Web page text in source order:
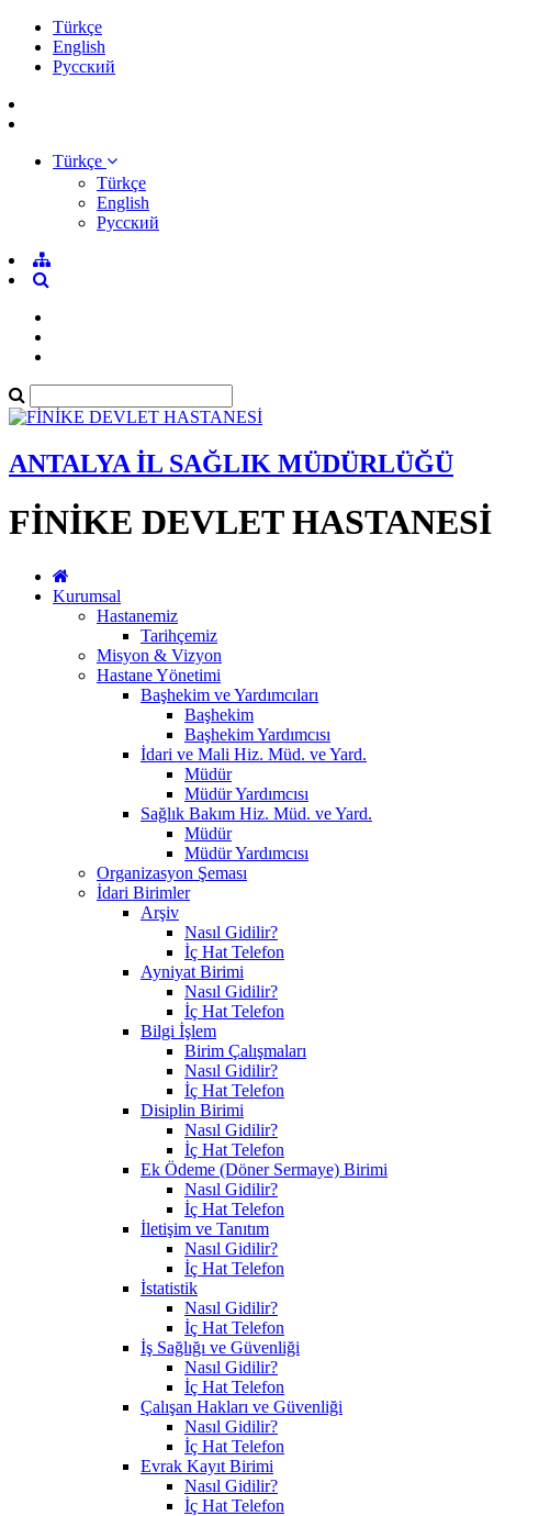
Türkçe
English
Pусский
Türkçe
Türkçe
English
Pусский
ANTALYA İL SAĞLIK MÜDÜRLÜĞÜ
FİNİKE DEVLET HASTANESİ
Kurumsal
Hastanemiz
Tarihçemiz
Misyon & Vizyon
Hastane Yönetimi
Başhekim ve Yardımcıları
Başhekim
Başhekim Yardımcısı
İdari ve Mali Hiz. Müd. ve Yard.
Müdür
Müdür Yardımcısı
Sağlık Bakım Hiz. Müd. ve Yard.
Müdür
Müdür Yardımcısı
Organizasyon Şeması
İdari Birimler
Arşiv
Nasıl Gidilir?
İç Hat Telefon
Ayniyat Birimi
Nasıl Gidilir?
İç Hat Telefon
Bilgi İşlem
Birim Çalışmaları
Nasıl Gidilir?
İç Hat Telefon
Disiplin Birimi
Nasıl Gidilir?
İç Hat Telefon
Ek Ödeme (Döner Sermaye) Birimi
Nasıl Gidilir?
İç Hat Telefon
İletişim ve Tanıtım
Nasıl Gidilir?
İç Hat Telefon
İstatistik
Nasıl Gidilir?
İç Hat Telefon
İş Sağlığı ve Güvenliği
Nasıl Gidilir?
İç Hat Telefon
Çalışan Hakları ve Güvenliği
Nasıl Gidilir?
İç Hat Telefon
Evrak Kayıt Birimi
Nasıl Gidilir?
İç Hat Telefon